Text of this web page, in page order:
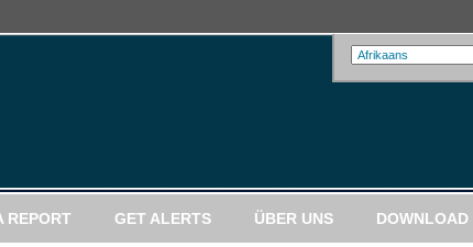
REPORT GET ALERTS ÜBER UNS DOWNLOAD